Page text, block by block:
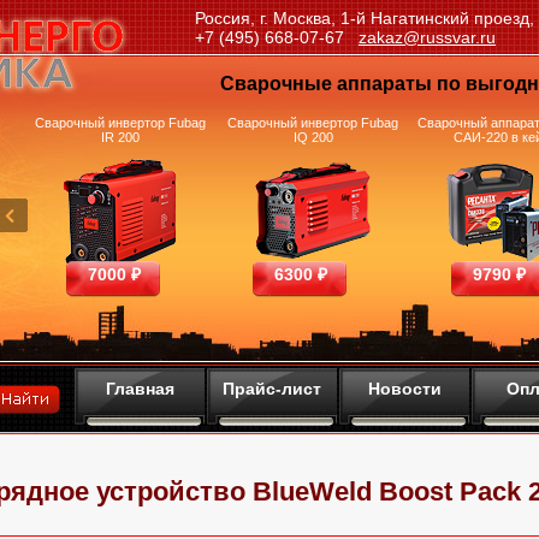
Россия, г. Москва, 1-й Нагатинский проезд,
+7 (495) 668-07-67zakaz@russvar.ru
Сварочные аппараты по
Сварочный инвертор Fubag
IR 200
7000 ₽
Сварочный инвертор Fubag
IQ 200
6300 ₽
Сварочный
САИ-220 в
9790 ₽
Главная Прайс-лист Новости
устройство BlueWeld Boost Pack